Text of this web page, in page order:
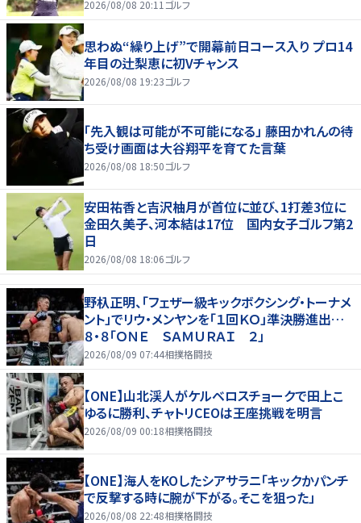
2026/08/08 20:11 ゴルフ
思わぬ“繰り上げ”で開幕前日コース入り プロ14
年目の辻梨恵に初Vチャンス
2026/08/08 19:23ゴルフ
「先入観は可能が不可能になる」 藤田かれんの待
ち受け画面は大谷翔平を育てた言葉
2026/08/08 18:50ゴルフ
安田祐香と吉沢柚月が首位に並び、1打差3位に
金田久美子、河本結は17位 国内女子ゴルフ第2
日
2026/08/08 18:06ゴルフ
野杁正明、「フェザー級キックボクシング・トーナメ
ント」でリウ・メンヤンを「１回ＫＯ」準決勝進出…
８・８「ＯＮＥ ＳＡＭＵＲＡＩ ２」
2026/08/09 07:44相撲格闘技
【ONE】山北渓人がケルベロスチョークで田上こ
ゆるに勝利、チャトリCEOは王座挑戦を明言
2026/08/09 00:18相撲格闘技
【ONE】海人をKOしたシアサラニ「キックかパンチ
で反撃する時に腕が下がる。そこを狙った」
2026/08/08 22:48相撲格闘技